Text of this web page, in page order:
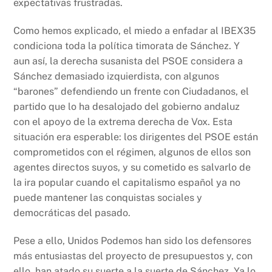
expectativas frustradas.
Como hemos explicado, el miedo a enfadar al IBEX35
condiciona toda la política timorata de Sánchez. Y
aun así, la derecha susanista del PSOE considera a
Sánchez demasiado izquierdista, con algunos
“barones” defendiendo un frente con Ciudadanos, el
partido que lo ha desalojado del gobierno andaluz
con el apoyo de la extrema derecha de Vox. Esta
situación era esperable: los dirigentes del PSOE están
comprometidos con el régimen, algunos de ellos son
agentes directos suyos, y su cometido es salvarlo de
la ira popular cuando el capitalismo español ya no
puede mantener las conquistas sociales y
democráticas del pasado.
Pese a ello, Unidos Podemos han sido los defensores
más entusiastas del proyecto de presupuestos y, con